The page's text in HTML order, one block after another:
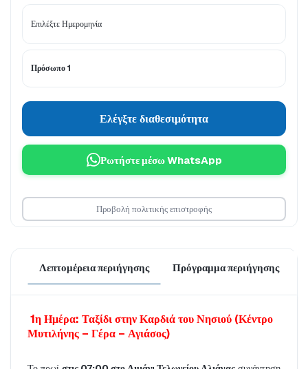
Πρόσωπο 1
Ελέγξτε διαθεσιμότητα
Ρωτήστε μέσω WhatsApp
Προβολή πολιτικής επιστροφής
Λεπτομέρεια περιήγησης Πρόγραμμα περιήγησης
1η Ημέρα: Ταξίδι στην Καρδιά του Νησιού (Κέντρο
Μυτιλήνης – Γέρα – Αγιάσος)